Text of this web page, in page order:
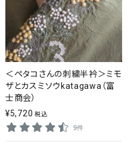
＜ペタコさんの刺繍半衿＞ミモ
ザとカスミソウkatagawa（富
士商会）
¥5,720 税込
9件